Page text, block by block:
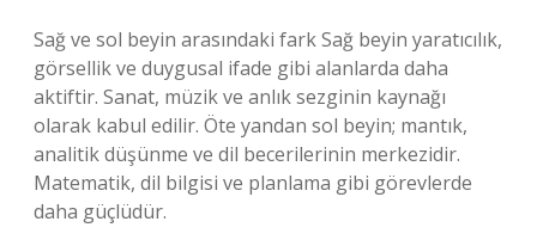
Sağ ve sol beyin arasındaki fark Sağ beyin yaratıcılık,
görsellik ve duygusal ifade gibi alanlarda daha
aktiftir. Sanat, müzik ve anlık sezginin kaynağı
olarak kabul edilir. Öte yandan sol beyin; mantık,
analitik düşünme ve dil becerilerinin merkezidir.
Matematik, dil bilgisi ve planlama gibi görevlerde
daha güçlüdür.